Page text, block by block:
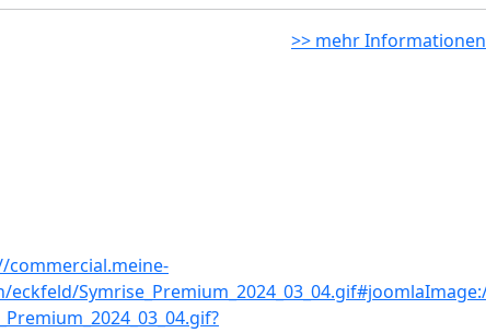
>> mehr Informationen